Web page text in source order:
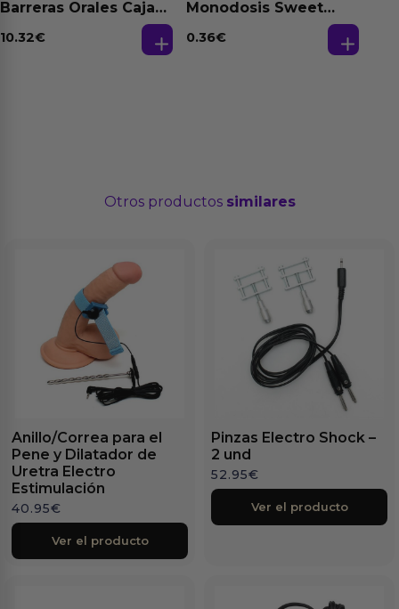
Barreras Orales Caja
10.32€
Monodosis Sweet
Base Agua 4 ml
0.36€
Otros productos similares
Anillo/Correa para el
Pene y Dilatador de
Uretra Electro
Estimulación
40.95€
Ver el producto
Pinzas Electro Shock –
2 und
52.95€
Ver el producto